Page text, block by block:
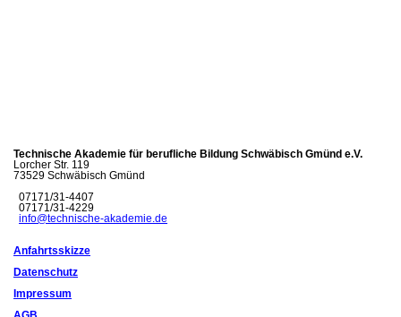
Technische Akademie für berufliche Bildung Schwäbisch Gmünd e.V.
Lorcher Str. 119
73529 Schwäbisch Gmünd
07171/31-4407
07171/31-4229
info@technische-akademie.de
Anfahrtsskizze
Datenschutz
Impressum